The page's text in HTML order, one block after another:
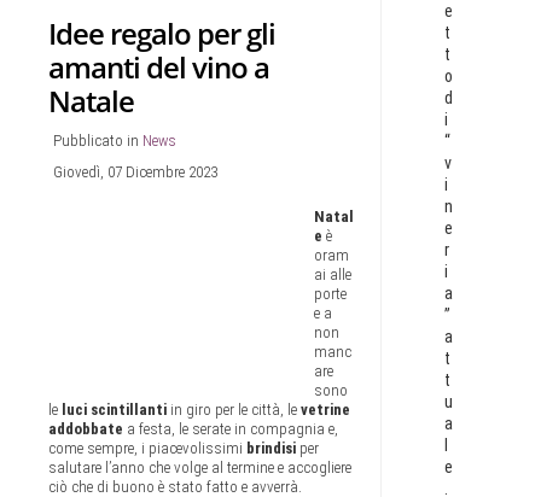
Idee regalo per gli
amanti del vino a
Natale
Pubblicato in News
Giovedì, 07 Dicembre 2023
Natal
e è
oram
ai alle
porte
e a
non
manc
are
sono
le luci scintillanti in giro per le città, le vetrine
addobbate a festa, le serate in compagnia e,
come sempre, i piacevolissimi brindisi per
salutare l’anno che volge al termine e accogliere
ciò che di buono è stato fatto e avverrà.
e
t
t
o
d
i
“
v
i
n
e
r
i
a
”
a
t
t
u
a
e